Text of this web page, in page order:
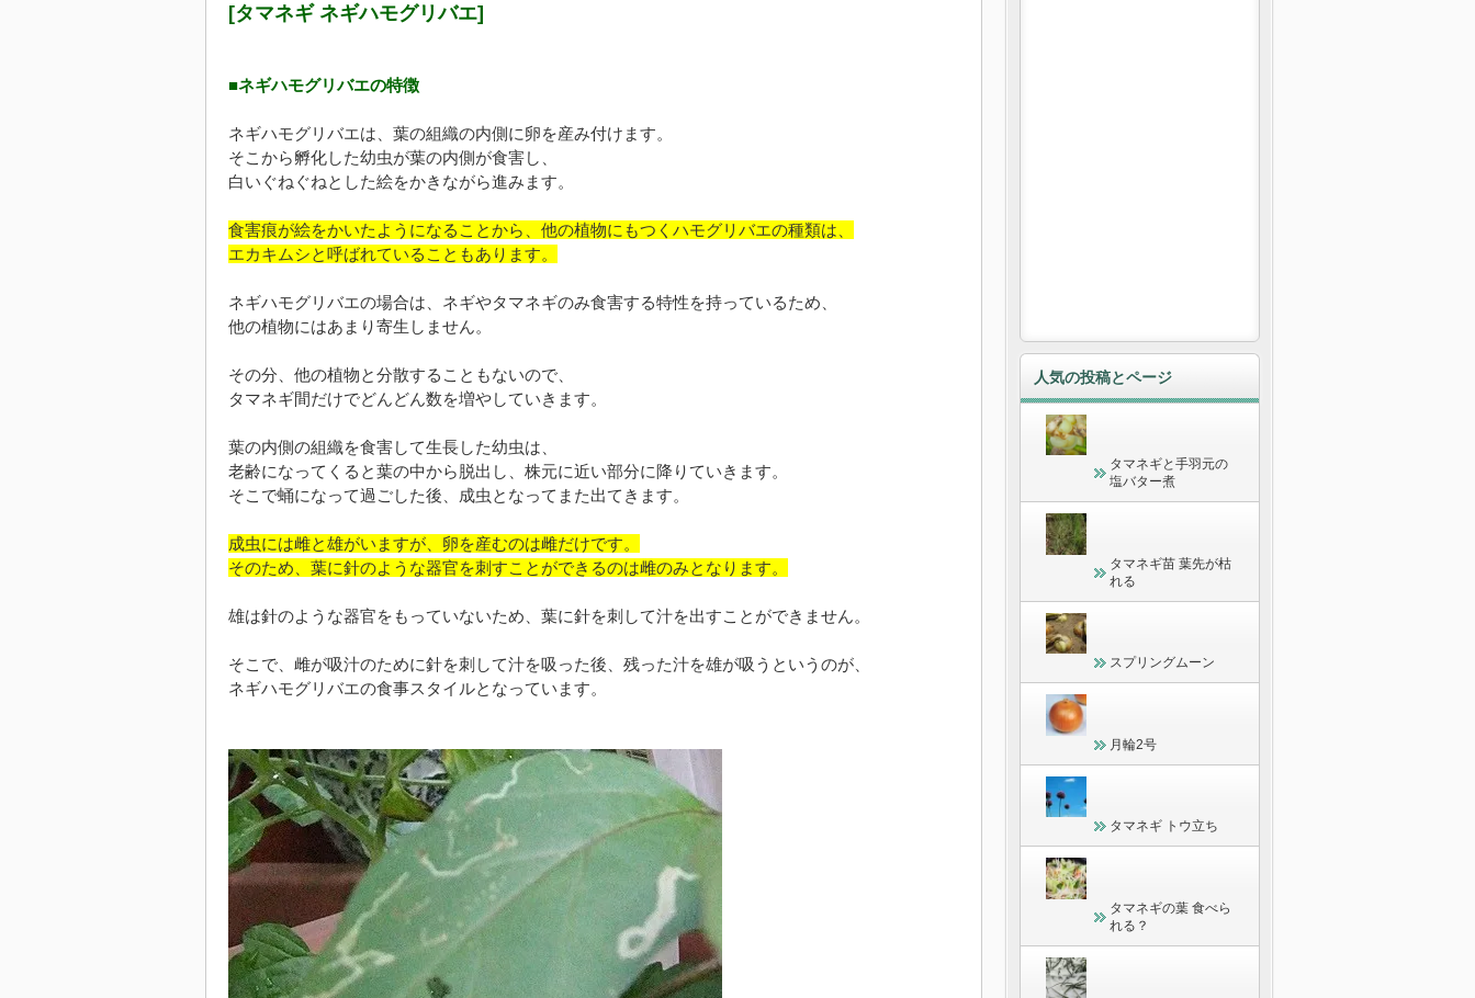
[タマネギ ネギハモグリバエ]
■ネギハモグリバエの特徴
ネギハモグリバエは、葉の組織の内側に卵を産み付けます。
そこから孵化した幼虫が葉の内側が食害し、
白いぐねぐねとした絵をかきながら進みます。
食害痕が絵をかいたようになることから、他の植物にもつくハモグリバエの種類は、
エカキムシと呼ばれていることもあります。
ネギハモグリバエの場合は、ネギやタマネギのみ食害する特性を持っているため、
他の植物にはあまり寄生しません。
その分、他の植物と分散することもないので、
タマネギ間だけでどんどん数を増やしていきます。
葉の内側の組織を食害して生長した幼虫は、
老齢になってくると葉の中から脱出し、株元に近い部分に降りていきます。
そこで蛹になって過ごした後、成虫となってまた出てきます。
成虫には雌と雄がいますが、卵を産むのは雌だけです。
そのため、葉に針のような器官を刺すことができるのは雌のみとなります。
雄は針のような器官をもっていないため、葉に針を刺して汁を出すことができません。
そこで、雌が吸汁のために針を刺して汁を吸った後、残った汁を雄が吸うというのが、
ネギハモグリバエの食事スタイルとなっています。
人気の投稿とページ
タマネギと手羽元の
塩バター煮
タマネギ苗 葉先が枯
れる
スプリングムーン
月輪2号
タマネギ トウ立ち
タマネギの葉 食べら
れる？